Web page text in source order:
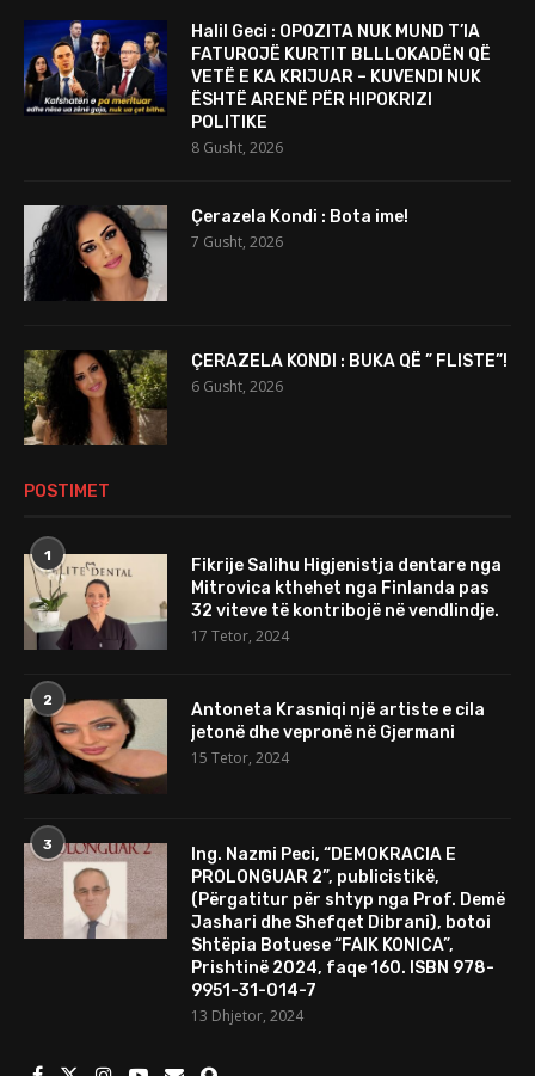
Halil Geci : OPOZITA NUK MUND T’IA
FATUROJË KURTIT BLLLOKADËN QË
VETË E KA KRIJUAR – KUVENDI NUK
ËSHTË ARENË PËR HIPOKRIZI
POLITIKE
8 Gusht, 2026
Çerazela Kondi : Bota ime!
7 Gusht, 2026
ÇERAZELA KONDI : BUKA QË ” FLISTE”!
6 Gusht, 2026
POSTIMET
1
Fikrije Salihu Higjenistja dentare nga
Mitrovica kthehet nga Finlanda pas
32 viteve të kontribojë në vendlindje.
17 Tetor, 2024
2
Antoneta Krasniqi një artiste e cila
jetonë dhe vepronë në Gjermani
15 Tetor, 2024
3
Ing. Nazmi Peci, “DEMOKRACIA E
PROLONGUAR 2”, publicistikë,
(Përgatitur për shtyp nga Prof. Demë
Jashari dhe Shefqet Dibrani), botoi
Shtëpia Botuese “FAIK KONICA”,
Prishtinë 2024, faqe 160. ISBN 978-
9951-31-014-7
13 Dhjetor, 2024